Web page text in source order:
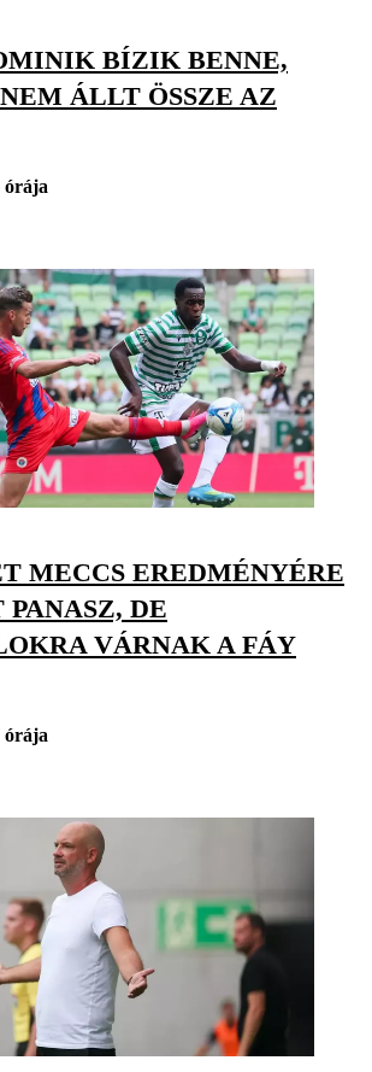
BÍZIK BENNE,
ÁLLT ÖSSZE AZ
órája
MECCS EREDMÉNYÉRE
DE
VÁRNAK A FÁY
órája